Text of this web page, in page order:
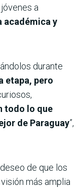
a
académica y
durante
etapa, pero
todo lo que
de Paraguay”,
de que los
más amplia